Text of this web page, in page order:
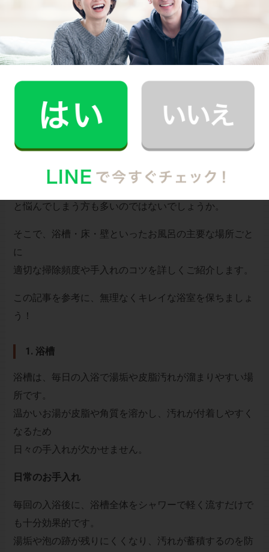
お風呂場を清潔に保つためには、掃除の頻度とタイミン
グがポイントです。
「どこをどれくらいの頻度で掃除すればいいの？」
と悩んでしまう方も多いのではないでしょうか。
そこで、浴槽・床・壁といったお風呂の主要な場所ごと
に
適切な掃除頻度や手入れのコツを詳しくご紹介します。
この記事を参考に、無理なくキレイな浴室を保ちましょ
う！
1. 浴槽
浴槽は、毎日の入浴で湯垢や皮脂汚れが溜まりやすい場
所です。
温かいお湯が皮脂や角質を溶かし、汚れが付着しやすく
なるため
日々の手入れが欠かせません。
日常のお手入れ
毎回の入浴後に、浴槽全体をシャワーで軽く流すだけで
も十分効果的です。
湯垢や泡の跡が残りにくくなり、汚れが蓄積するのを防